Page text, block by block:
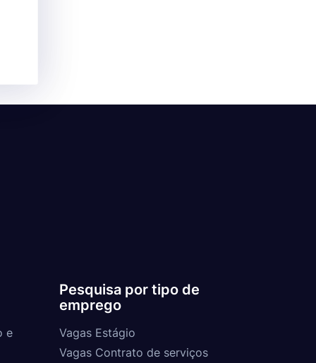
e
Pesquisa por tipo de
emprego
Vagas Estágio
Vagas Contrato de serviços